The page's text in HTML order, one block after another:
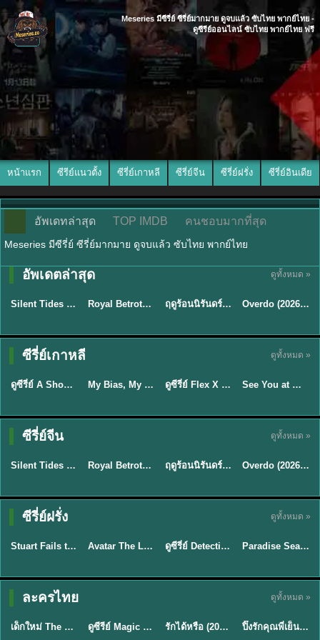
Meseries มีซีรี่ย์ ซีรี่ย์มากมาย ดูจบแล้ว ซับไทย พากย์ไทย -
ดูซีรีย์ออนไลน์ ซับไทย พากย์ไทย ฟรี
หน้าแรก ซีรีย์แนวตั้ง ซีรี่ย์เกาหลี ซีรี่ย์จีน ซีรี่ย์ฝรั่ง ซีรี่ย์อินเดีย
อัพเดทล่าสุด TOP IMDB คนชอบมากที่สุด
Meseries มีซีรี่ย์ ซีรี่ย์มากมาย ดูจบแล้ว ซับไทย พากย์ไทย
อัพเดตล่าสุด ดูทั้งหมด »
★9.5
พากย์ไทย
Silent Tides คลื่นลมลวง (2025) พากย์ไทย ซับไทย EP.1-31 ★9 Royal Betrothal (2026) สัญญาวิวาห์แห่งราชวงศ์ พากย์ไทย ซับไทย EP1-32 ★8.8 ฤดูร้อนนิรันดร์ (2026) Never-Ending Summer พากย์ไทย EP.1-29
ซับไทย
Overdo (2026) รักเกินแค้น พากย์ไทย ซับไทย EP1-33 (จบ)
ซีรี่ย์เกาหลี ดูทั้งหมด »
★8 EP.16
พากย์ไทย
TH EP. 16
ดูซีรี่ย์ A Shop for Killers 2 ร้านลับนักฆ่า ซีซัน 2 (2026) ซับไทย-พากย์ไทย My Bias, My Boss เมื่อเมนฉันเป็นประธานบริษัท (2026) พากย์ไทย ซับไทย EP.1-12 ★8 EP.16
Sub EP. 16 | TH
ดูซีรี่ย์ Flex X Cop คุณชายสายสืบ (2024) พากย์ไทย-ซับไทย EP.1-16 (จบ) ★9
ซับไทย | พากย์
Sub EP. 8 | TH
See You at Work Tomorrow! เจอกันที่ออฟฟิศพรุ่งนี้นะ พากย์ไทย
ซีรี่ย์จีน ดูทั้งหมด »
★9.5
พากย์ไทย
Silent Tides คลื่นลมลวง (2025) พากย์ไทย ซับไทย EP.1-31 ★9 Royal Betrothal (2026) สัญญาวิวาห์แห่งราชวงศ์ พากย์ไทย ซับไทย EP1-32 ★8.8 ฤดูร้อนนิรันดร์ (2026) Never-Ending Summer พากย์ไทย EP.1-29
ซับไทย
Overdo (2026) รักเกินแค้น พากย์ไทย ซับไทย EP1-33 (จบ)
ซีรี่ย์ฝรั่ง ดูทั้งหมด »
★8.8 EP.2
พากย์ไทย
TH EP. 2
Stuart Fails to Save the Universe (2026) สจ๊วตล่มแผนกู้จักรวาล พากย์ไทย EP1-10 ★7.8 EP.7Avatar The Last Airbender 2 เณรน้อยเจ้าอภินิหาร พากย์ไทย EP.9ดูซีรี่ย์ Detective Hole (2026) พากย์ไทย HD ฟรี อัปเดตล่าสุด Netflix EP.8
พากย์ไทย
Paradise Season 2 (2026) พากย์ไทย EP1-8 ดูซีรี่ย์ฝรั่ง HD ครบทุกตอน
ละครไทย ดูทั้งหมด »
★ 8 EP.6
พากย์ไทย
เด็กใหม่ The Reset 2026 EP1-6 พากย์ไทย ดูซีรี่ย์ Netflix ล่าสุด HD ดูซีรีย์ Magic Move (2026) ทำนายทายรัก Thai EP.1-10 HD รักได้หรือ (2026) YOUNG Let's Begin Again พากย์ไทย EP.1-19 ★8
พากย์ไทย
ปิ๊งรักคุณพี่เย็นชา (2026) Frozen Valentine EP.1-10 (จบ)